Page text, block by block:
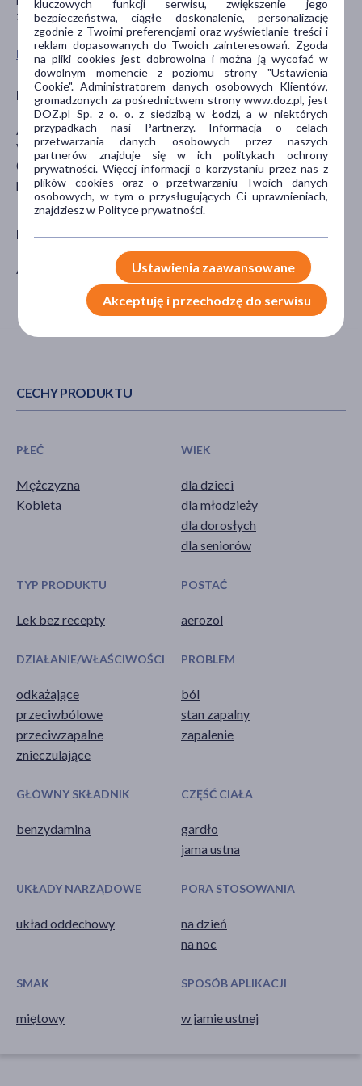
Pokaż wszystkie produkty TANTUM VERDE
Podmiot odpowiedzialny
ANGELINI PHARMA POLSKA SP.Z O.O.
Via Amelia 70
00181 Rome
patrizia.ciavatta@angelinipharma.com
Producent
AZIENDE CH.ANGELINI
12 lat, a także u osób dorosłych.
CECHY PRODUKTU
PŁEĆ
Mężczyzna
Kobieta
WIEK
dla dzieci
dla młodzieży
dla dorosłych
dla seniorów
TYP PRODUKTU
Lek bez recepty
POSTAĆ
aerozol
DZIAŁANIE/WŁAŚCIWOŚCI
odkażające
przeciwbólowe
przeciwzapalne
znieczulające
PROBLEM
ból
stan zapalny
zapalenie
GŁÓWNY SKŁADNIK
benzydamina
CZĘŚĆ CIAŁA
gardło
jama ustna
UKŁADY NARZĄDOWE
układ oddechowy
PORA STOSOWANIA
na dzień
na noc
SMAK
miętowy
SPOSÓB APLIKACJI
w jamie ustnej
kluczowych funkcji serwisu, zwiększenie jego
bezpieczeństwa, ciągłe doskonalenie, personalizację
zgodnie z Twoimi preferencjami oraz wyświetlanie treści i
reklam dopasowanych do Twoich zainteresowań. Zgoda
na pliki cookies jest dobrowolna i można ją wycofać w
dowolnym momencie z poziomu strony "Ustawienia
Cookie". Administratorem danych osobowych Klientów,
gromadzonych za pośrednictwem strony www.doz.pl, jest
DOZ.pl Sp. z o. o. z siedzibą w Łodzi, a w niektórych
przypadkach nasi Partnerzy. Informacja o celach
przetwarzania danych osobowych przez naszych
partnerów znajduje się w ich politykach ochrony
prywatności. Więcej informacji o korzystaniu przez nas z
plików cookies oraz o przetwarzaniu Twoich danych
osobowych, w tym o przysługujących Ci uprawnieniach,
znajdziesz w Polityce prywatności.
Ustawienia zaawansowane
Akceptuję i przechodzę do serwisu